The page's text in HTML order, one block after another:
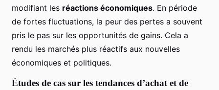
modifiant les réactions économiques. En période
de fortes fluctuations, la peur des pertes a souvent
pris le pas sur les opportunités de gains. Cela a
rendu les marchés plus réactifs aux nouvelles
économiques et politiques.
Études de cas sur les tendances d’achat et de